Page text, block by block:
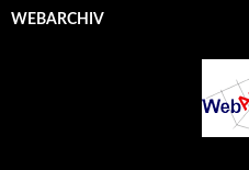
WEBARCHIV